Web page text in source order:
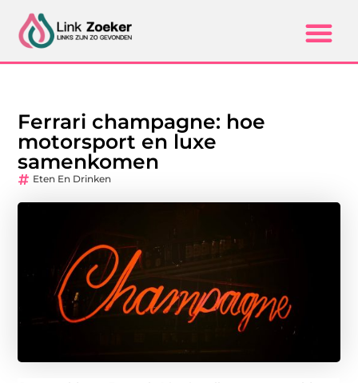
Ferrari champagne: hoe
motorsport en luxe
samenkomen
Eten En Drinken